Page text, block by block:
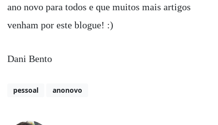
ano novo para todos e que muitos mais artigos
venham por este blogue! :)
Dani Bento
pessoal anonovo